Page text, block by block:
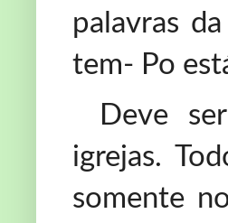
palavras
tem- Po
Deve
igrejas.
somente